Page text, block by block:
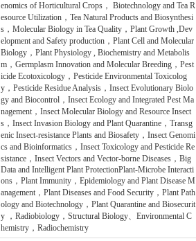
enomics of Horticultural Crops， Biotechnology and Tea R
esource Utilization，Tea Natural Products and Biosynthesi
s，Molecular Biology in Tea Quality，Plant Growth ,Dev
elopment and Safety production，Plant Cell and Molecular
Biology，Plant Physiology , Biochemistry and Metabolis
m，Germplasm Innovation and Molecular Breeding，Pest
icide Ecotoxicology，Pesticide Environmental Toxicolog
y，Pesticide Residue Analysis，Insect Evolutionary Biolo
gy and Biocontrol，Insect Ecology and Integrated Pest Ma
nagement，Insect Molecular Biology and Resource Insect
s，Insect Invasion Biology and Plant Quarantine，Transg
enic Insect-resistance Plants and Biosafety，Insect Genomi
cs and Bioinformatics，Insect Toxicology and Pesticide Re
sistance，Insect Vectors and Vector-borne Diseases，Big
Data and Intelligent Plant ProtectionPlant-Microbe Interacti
ons，Plant Immunity，Epidemiology and Plant Disease M
anagement，Plant Diseases and Food Security，Plant Path
ology and Biotechnology，Plant Quarantine and Biosecurit
y ，Radiobiology，Structural Biology、Environmental C
hemistry，Radiochemistry